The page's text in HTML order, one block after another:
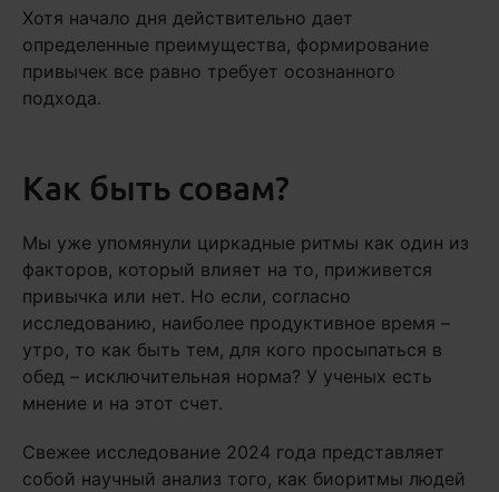
Хотя начало дня действительно дает
определенные преимущества, формирование
привычек все равно требует осознанного
подхода.
Как быть совам?
Мы уже упомянули циркадные ритмы как один из
факторов, который влияет на то, приживется
привычка или нет. Но если, согласно
исследованию, наиболее продуктивное время –
утро, то как быть тем, для кого просыпаться в
обед – исключительная норма? У ученых есть
мнение и на этот счет.
Свежее исследование 2024 года представляет
собой научный анализ того, как биоритмы людей